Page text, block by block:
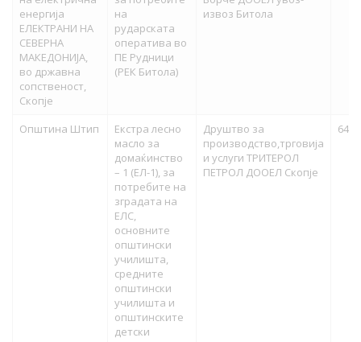
енергија
ЕЛЕКТРАНИ НА
СЕВЕРНА
МАКЕДОНИЈА,
во државна
сопственост,
Скопје
на
рударската
оператива во
ПЕ Рудници
(РЕК Битола)
извоз Битола
Општина Штип
Екстра лесно
масло за
домаќинство
– 1 (ЕЛ-1), за
потребите на
зградата на
ЕЛС,
основните
општински
училишта,
средните
општински
училишта и
општинските
детски
Друштво за
производство,трговија
и услуги ТРИТЕРОЛ
ПЕТРОЛ ДООЕЛ Скопје